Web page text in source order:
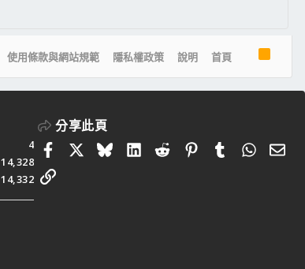
使用條款與網站規範 隱私權政策 說明 首頁
R
S
4
14,328
14,332
分享此頁
FacebookBlueskyLinkedIn
RedditPinterestTumblr 電
連結